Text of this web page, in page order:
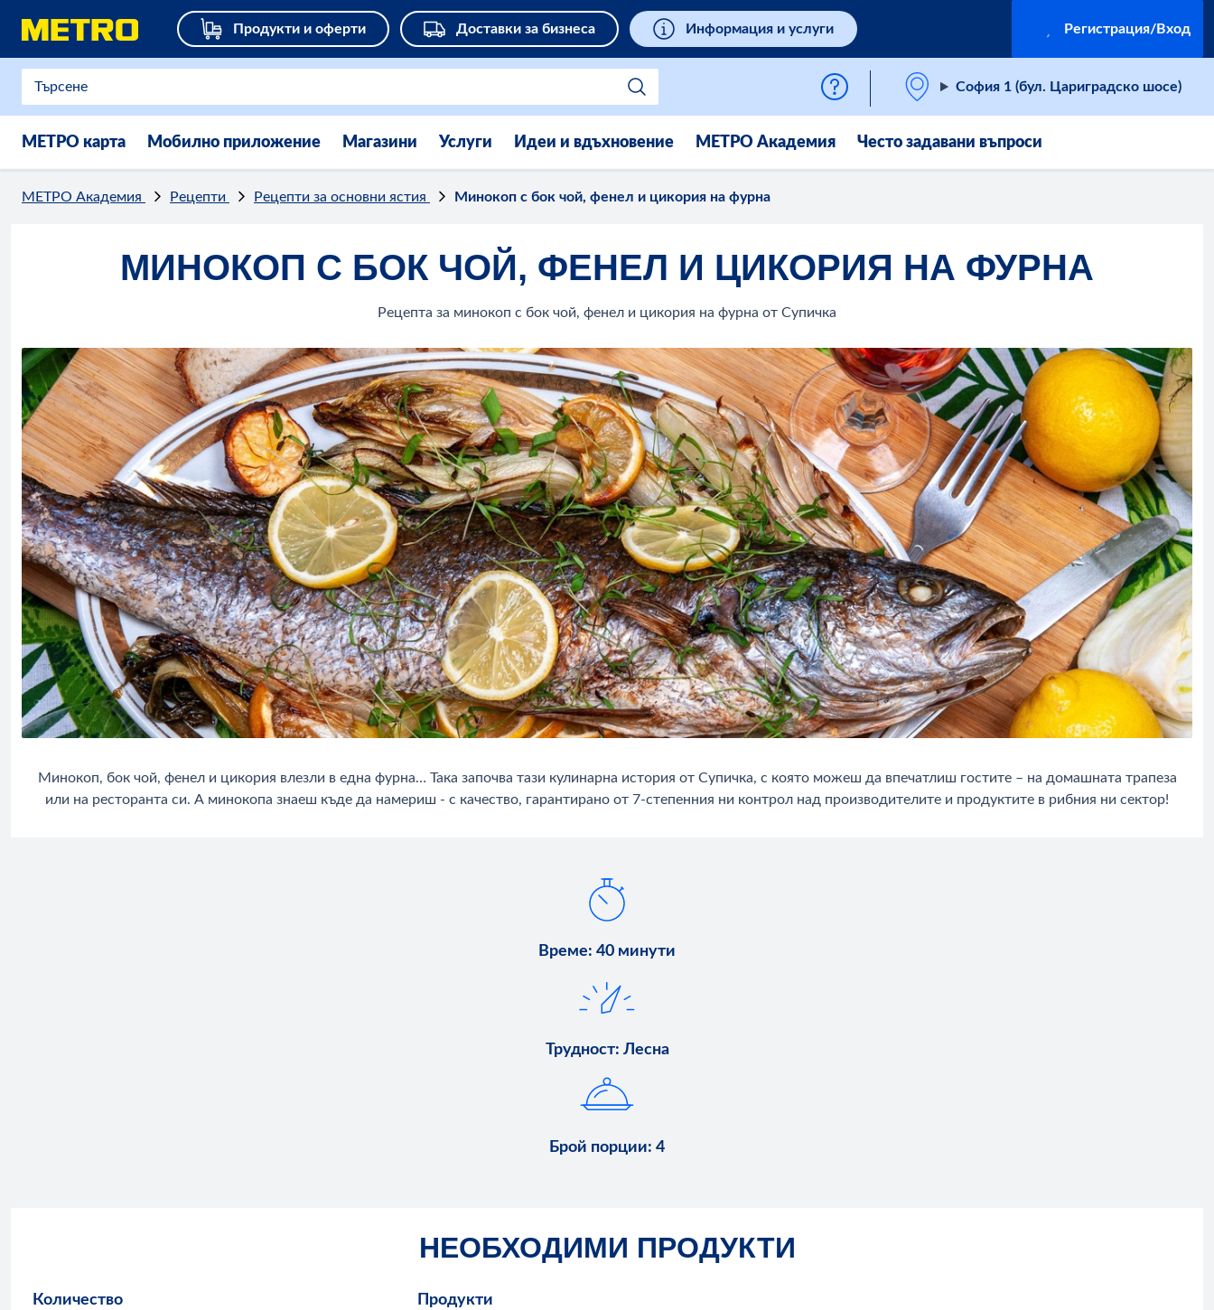
Продукти и оферти Доставки за бизнеса Информация и услуги Регистрация/Вход
София 1 (бул. Цариградско шосе)
МЕТРО карта Мобилно приложение Магазини Услуги Идеи и вдъхновение МЕТРО Академия Често задавани въпроси
МЕТРО Академия Рецепти Рецепти за основни ястия Минокоп с бок чой, фенел и цикория на фурна
МИНОКОП С БОК ЧОЙ, ФЕНЕЛ И ЦИКОРИЯ НА ФУРНА
Рецепта за минокоп с бок чой, фенел и цикория на фурна от Супичка
Минокоп, бок чой, фенел и цикория влезли в една фурна… Така започва тази кулинарна история от Супичка, с която можеш да впечатлиш гостите – на домашната трапеза
или на ресторанта си. А минокопа знаеш къде да намериш - с качество, гарантирано от 7-степенния ни контрол над производителите и продуктите в рибния ни сектор!
Време: 40 минути
Трудност: Лесна
Брой порции: 4
НЕОБХОДИМИ ПРОДУКТИ
Количество Продукти